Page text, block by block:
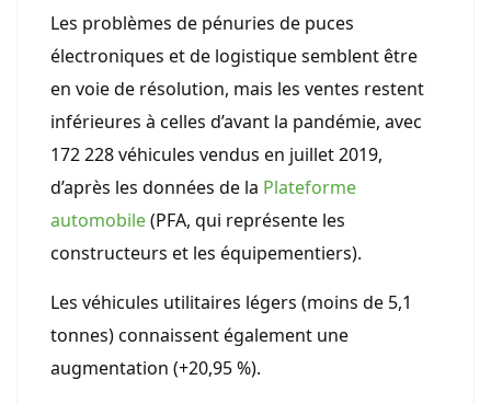
Les problèmes de pénuries de puces
électroniques et de logistique semblent être
en voie de résolution, mais les ventes restent
inférieures à celles d’avant la pandémie, avec
172 228 véhicules vendus en juillet 2019,
d’après les données de la Plateforme
automobile(PFA, qui représente les
constructeurs et les équipementiers).
Les véhicules utilitaires légers (moins de 5,1
tonnes) connaissent également une
augmentation (+20,95 %).